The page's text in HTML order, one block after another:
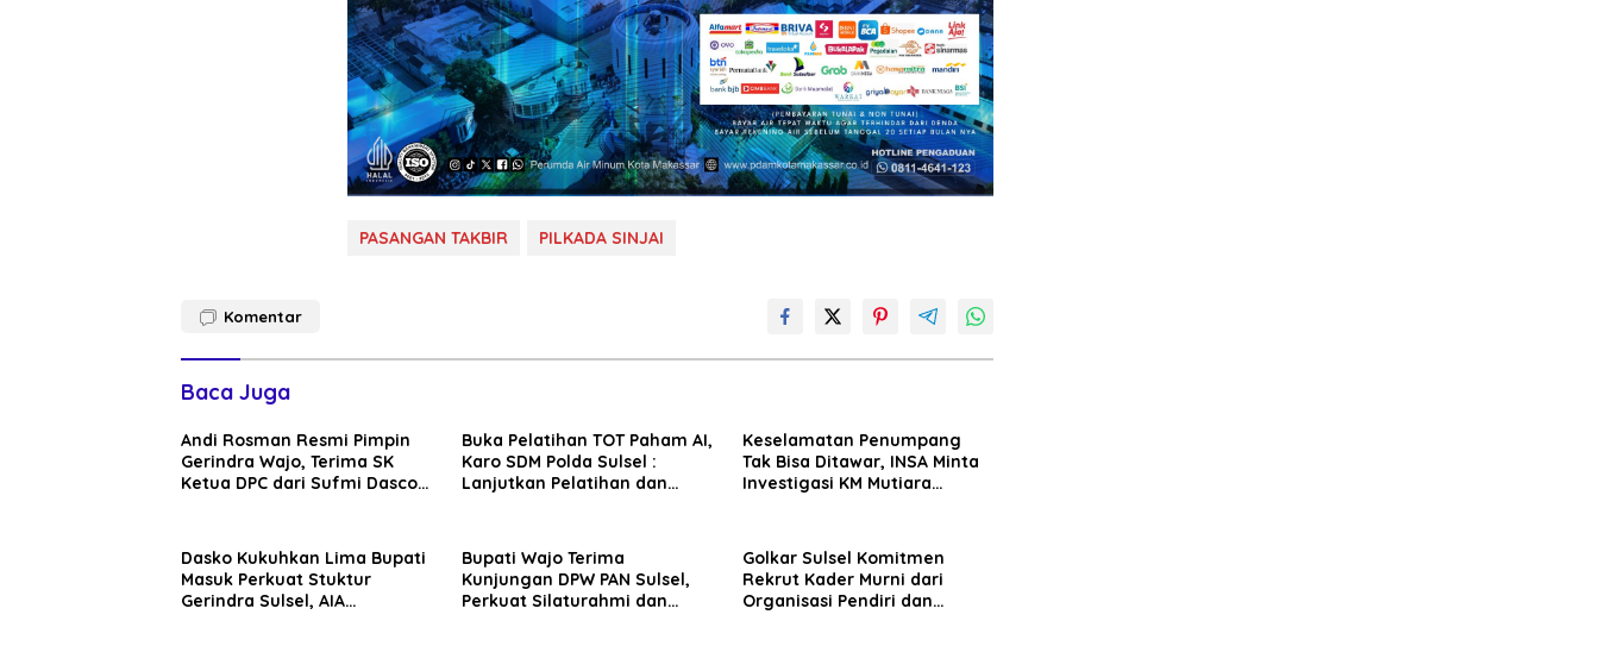
PASANGAN TAKBIR PILKADA SINJAI
Komentar
Baca Juga
Andi Rosman Resmi Pimpin
Gerindra Wajo, Terima SK
Ketua DPC dari Sufmi Dasco
Buka Pelatihan TOT Paham AI,
Karo SDM Polda Sulsel :
Lanjutkan Pelatihan dan
Keselamatan Penumpang
Tak Bisa Ditawar, INSA Minta
Investigasi KM Mutiara
Dasko Kukuhkan Lima Bupati
Masuk Perkuat Stuktur
Gerindra Sulsel, AIA
Bupati Wajo Terima
Kunjungan DPW PAN Sulsel,
Perkuat Silaturahmi dan
Golkar Sulsel Komitmen
Rekrut Kader Murni dari
Organisasi Pendiri dan